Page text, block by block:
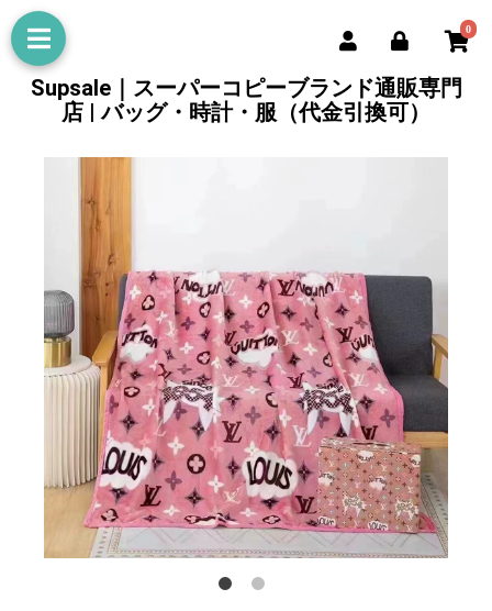
0
Supsale｜スーパーコピーブランド通販専門
店 | バッグ・時計・服（代金引換可）